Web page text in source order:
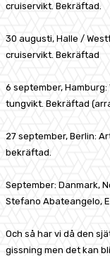
cruiservikt. Bekräftad.
30 augusti, Halle /
cruiservikt. Bekräftad
6 september, Hamburg:
tungvikt. Bekräftad
27 september, Berlin:
bekräftad.
September: Danmark,
Stefano Abateangelo,
Och så har vi då den
gissning men det kan